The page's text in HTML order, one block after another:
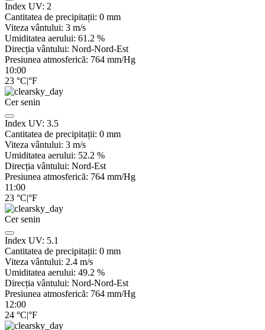
Index UV: 2
Cantitatea de precipitații: 0 mm
Viteza vântului: 3 m/s
Umiditatea aerului: 61.2 %
Direcția vântului: Nord-Nord-Est
Presiunea atmosferică: 764 mm/Hg
10:00
23 °C|°F
Cer senin
Index UV: 3.5
Cantitatea de precipitații: 0 mm
Viteza vântului: 3 m/s
Umiditatea aerului: 52.2 %
Direcția vântului: Nord-Est
Presiunea atmosferică: 764 mm/Hg
11:00
23 °C|°F
Cer senin
Index UV: 5.1
Cantitatea de precipitații: 0 mm
Viteza vântului: 2.4 m/s
Umiditatea aerului: 49.2 %
Direcția vântului: Nord-Nord-Est
Presiunea atmosferică: 764 mm/Hg
12:00
24 °C|°F